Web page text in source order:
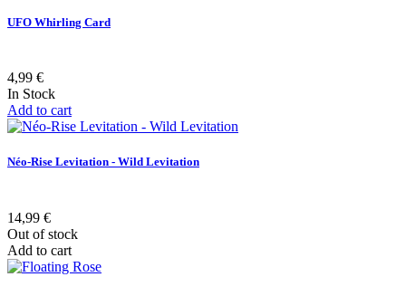
UFO Whirling Card
4,99 €
In Stock
Add to cart
Néo-Rise Levitation - Wild Levitation
14,99 €
Out of stock
Add to cart